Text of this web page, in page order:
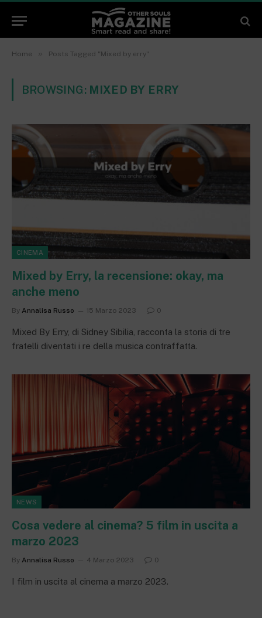
Home » Posts Tagged "Mixed by erry"
BROWSING: MIXED BY ERRY
CINEMA
Mixed by Erry, la recensione: okay, ma
anche meno
By Annalisa Russo 15 Marzo 2023 0
Mixed By Erry, di Sidney Sibilia, racconta la storia di tre
fratelli diventati i re della musica contraffatta.
NEWS
Cosa vedere al cinema? 5 film in uscita a
marzo 2023
By Annalisa Russo 4 Marzo 2023 0
I film in uscita al cinema a marzo 2023.